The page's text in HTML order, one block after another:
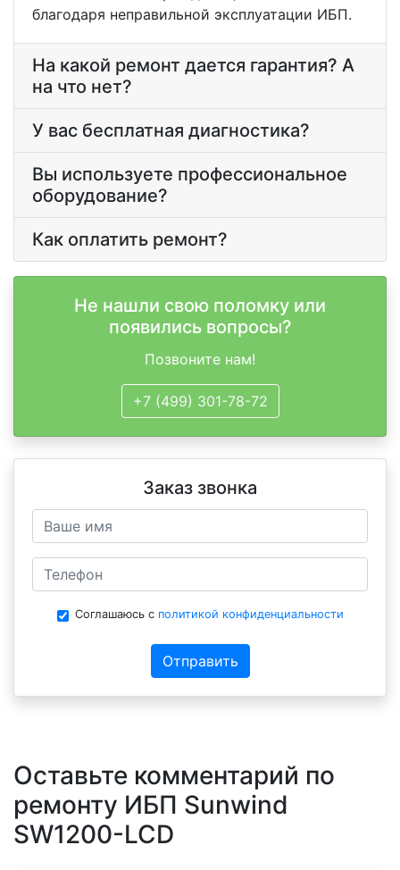
благодаря неправильной эксплуатации ИБП.
На какой ремонт дается гарантия? А
на что нет?
У вас бесплатная диагностика?
Вы используете профессиональное
оборудование?
Как оплатить ремонт?
Не нашли свою поломку или
появились вопросы?
Позвоните нам!
+7 (499) 301-78-72
Заказ звонка
Соглашаюсь с политикой конфиденциальности
Отправить
Оставьте комментарий по
ремонту ИБП Sunwind
SW1200-LCD